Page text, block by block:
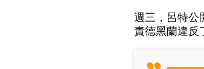
週三，呂特公
責德黑蘭違反